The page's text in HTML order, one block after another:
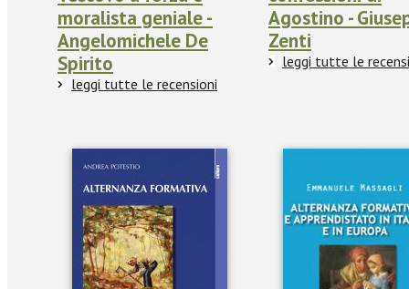
moralista geniale -
Angelomichele De
Spirito
leggi tutte le recensioni
Agostino -
Zenti
leggi tutte le